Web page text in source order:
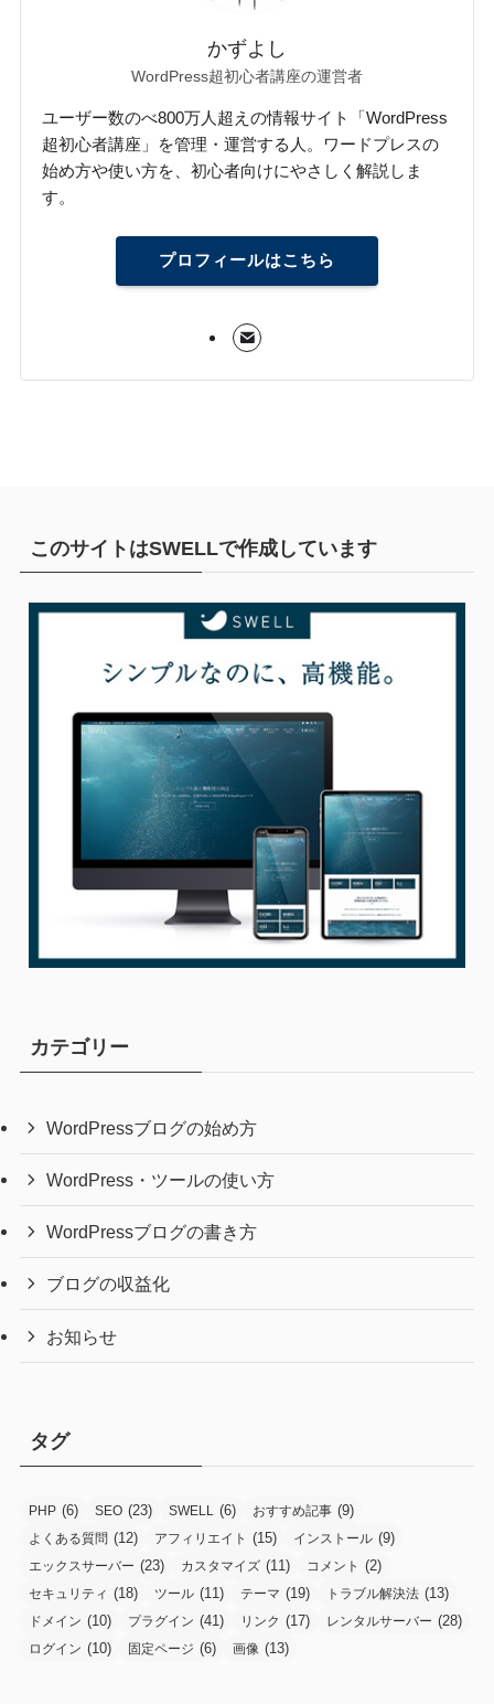
かずよし
WordPress超初心者講座の運営者
ユーザー数のべ800万人超えの情報サイト「WordPress
超初心者講座」を管理・運営する人。ワードプレスの
始め方や使い方を、初心者向けにやさしく解説しま
す。
プロフィールはこちら
このサイトはSWELLで作成しています
カテゴリー
WordPressブログの始め方
WordPress・ツールの使い方
WordPressブログの書き方
ブログの収益化
お知らせ
タグ
PHP (6) SEO (23) SWELL (6) おすすめ記事 (9)
よくある質問 (12) アフィリエイト (15) インストール (9)
エックスサーバー (23) カスタマイズ (11) コメント (2)
セキュリティ (18) ツール (11) テーマ (19) トラブル解決法 (13)
ドメイン (10) プラグイン (41) リンク (17) レンタルサーバー (28)
ログイン (10) 固定ページ (6) 画像 (13)